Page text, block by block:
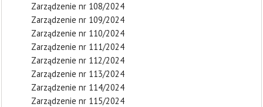
Zarządzenie nr 108/2024
Zarządzenie nr 109/2024
Zarządzenie nr 110/2024
Zarządzenie nr 111/2024
Zarządzenie nr 112/2024
Zarządzenie nr 113/2024
Zarządzenie nr 114/2024
Zarządzenie nr 115/2024